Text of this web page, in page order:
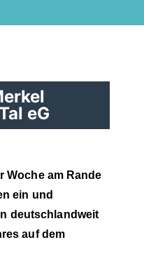
eG
Woche am Rande
ein und
deutschlandweit
auf dem